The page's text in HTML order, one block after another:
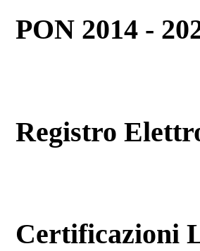
PON 2014 -
Registro
Certificazioni